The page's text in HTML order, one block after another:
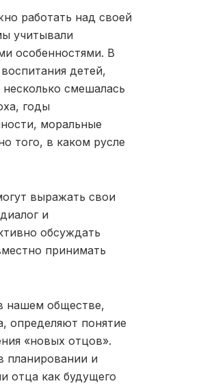
работать над своей
учитывали
особенностями. В
детей,
смешалась
годы
моральные
того, в каком русле
выражать свои
и
обсуждать
принимать
нашем обществе,
определяют понятие
«новых отцов».
планировании и
отца как будущего